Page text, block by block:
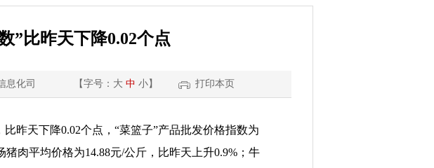
”比昨天下降0.02个点
息化司 【字号： 大 中 小】 打印本页
比昨天下降0.02个点， “菜篮子”产品批发价格指数为
肉平均价格为14.88元/公斤，比昨天上升0.9%；牛